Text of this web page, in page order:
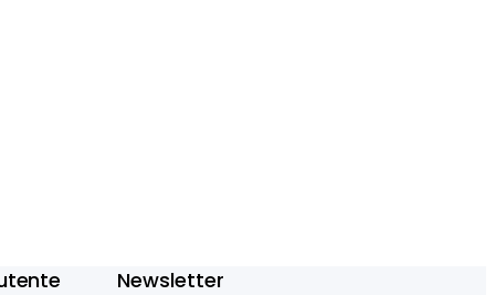
Newsletter